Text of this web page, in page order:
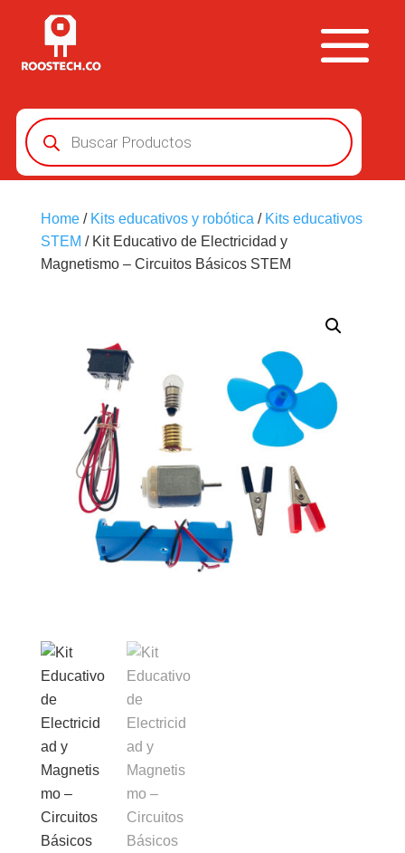
Búsqueda
de
productos
Home/ Kits educativos y robótica / Kits educativos
STEM / Kit Educativo de Electricidad y
Magnetismo – Circuitos Básicos STEM